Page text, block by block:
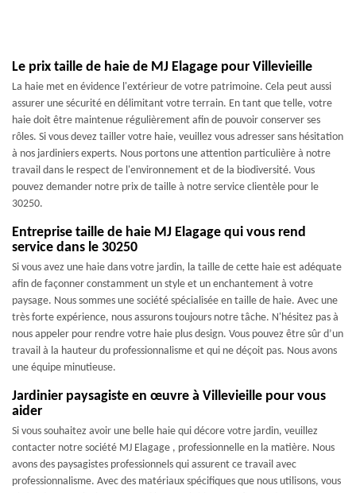
Le prix taille de haie de MJ Elagage pour Villevieille
La haie met en évidence l'extérieur de votre patrimoine. Cela peut aussi
assurer une sécurité en délimitant votre terrain. En tant que telle, votre
haie doit être maintenue régulièrement afin de pouvoir conserver ses
rôles. Si vous devez tailler votre haie, veuillez vous adresser sans hésitation
à nos jardiniers experts. Nous portons une attention particulière à notre
travail dans le respect de l'environnement et de la biodiversité. Vous
pouvez demander notre prix de taille à notre service clientèle pour le
30250.
Entreprise taille de haie MJ Elagage qui vous rend
service dans le 30250
Si vous avez une haie dans votre jardin, la taille de cette haie est adéquate
afin de façonner constamment un style et un enchantement à votre
paysage. Nous sommes une société spécialisée en taille de haie. Avec une
très forte expérience, nous assurons toujours notre tâche. N'hésitez pas à
nous appeler pour rendre votre haie plus design. Vous pouvez être sûr d’un
travail à la hauteur du professionnalisme et qui ne déçoit pas. Nous avons
une équipe minutieuse.
Jardinier paysagiste en œuvre à Villevieille pour vous
aider
Si vous souhaitez avoir une belle haie qui décore votre jardin, veuillez
contacter notre société MJ Elagage , professionnelle en la matière. Nous
avons des paysagistes professionnels qui assurent ce travail avec
professionnalisme. Avec des matériaux spécifiques que nous utilisons, vous